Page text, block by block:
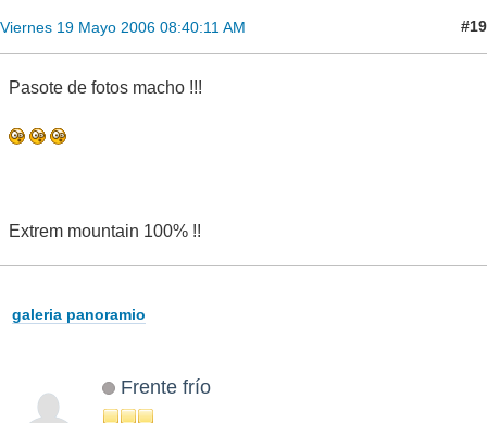
Viernes 19 Mayo 2006 08:40:11 AM #19
Pasote de fotos macho !!!
Extrem mountain 100% !!
galeria panoramio
Frente frío